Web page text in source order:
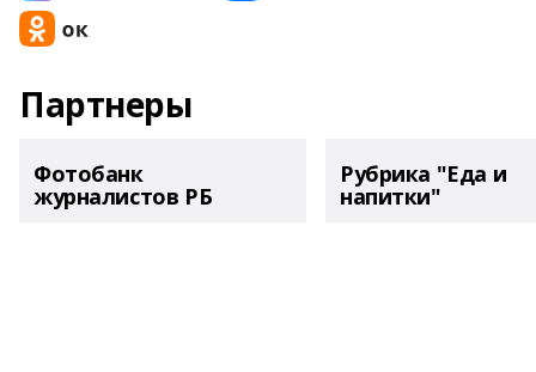
Партнеры
Фотобанк
журналистов РБ
Рубрика "Еда и
напитки"